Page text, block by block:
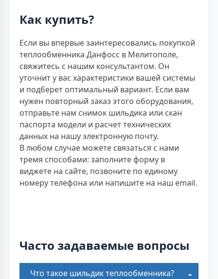
Как купить?
Если вы впервые заинтересовались покупкой
теплообменника Данфосс в Мелитополе,
свяжитесь с нашим консультантом. Он
уточнит у вас характеристики вашей системы
и подберет оптимальный вариант. Если вам
нужен повторный заказ этого оборудования,
отправьте нам снимок шильдика или скан
паспорта модели и расчет технических
данных на нашу электронную почту.
В любом случае можете связаться с нами
тремя способами: заполните форму в
виджете на сайте, позвоните по единому
номеру телефона или напишите на наш email.
Часто задаваемые вопросы
Что такое шильдик теплообменника?